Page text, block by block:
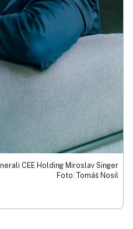
CEE Holding Miroslav Singer
Foto: Tomáš Nosil